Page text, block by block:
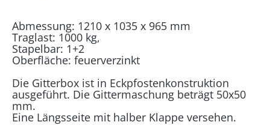
Abmessung: 1210 x 1035 x 965 mm
Traglast: 1000 kg,
Stapelbar: 1+2
Oberfläche: feuerverzinkt
Die Gitterbox ist in Eckpfostenkonstruktion
ausgeführt. Die Gittermaschung beträgt 50x50
mm.
Eine Längsseite mit halber Klappe versehen.